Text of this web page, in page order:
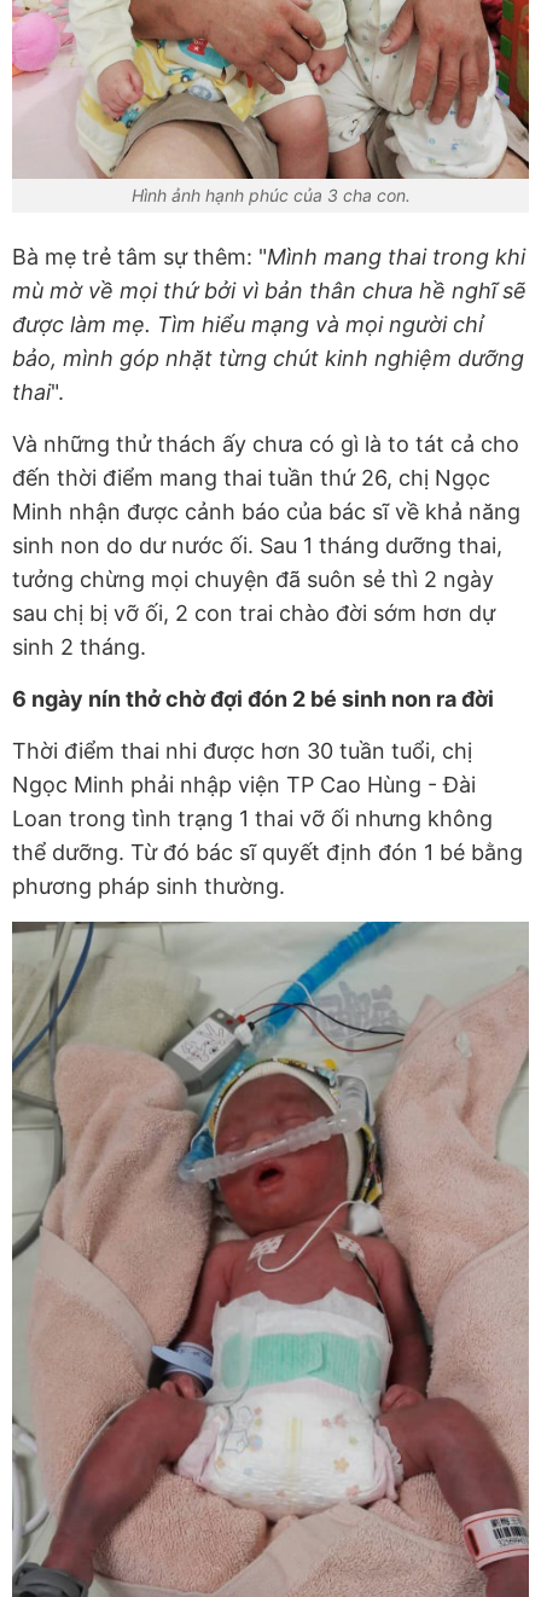
Hình ảnh hạnh phúc của 3 cha con.
Bà mẹ trẻ tâm sự thêm: "Mình mang thai trong khi
mù mờ về mọi thứ bởi vì bản thân chưa hề nghĩ sẽ
được làm mẹ. Tìm hiểu mạng và mọi người chỉ
bảo, mình góp nhặt từng chút kinh nghiệm dưỡng
thai".
Và những thử thách ấy chưa có gì là to tát cả cho
đến thời điểm mang thai tuần thứ 26, chị Ngọc
Minh nhận được cảnh báo của bác sĩ về khả năng
sinh non do dư nước ối. Sau 1 tháng dưỡng thai,
tưởng chừng mọi chuyện đã suôn sẻ thì 2 ngày
sau chị bị vỡ ối, 2 con trai chào đời sớm hơn dự
sinh 2 tháng.
6 ngày nín thở chờ đợi đón 2 bé sinh non ra đời
Thời điểm thai nhi được hơn 30 tuần tuổi, chị
Ngọc Minh phải nhập viện TP Cao Hùng - Đài
Loan trong tình trạng 1 thai vỡ ối nhưng không
thể dưỡng. Từ đó bác sĩ quyết định đón 1 bé bằng
phương pháp sinh thường.